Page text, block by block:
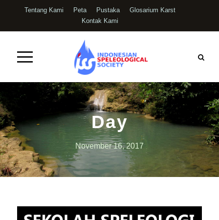
Tentang Kami Peta Pustaka
Glosarium Karst
Kontak Kami
Day
November 16, 2017